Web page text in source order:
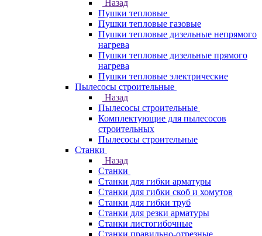
Назад
Пушки тепловые
Пушки тепловые газовые
Пушки тепловые дизельные непрямого
нагрева
Пушки тепловые дизельные прямого
нагрева
Пушки тепловые электрические
Пылесосы строительные
Назад
Пылесосы строительные
Комплектующие для пылесосов
строительных
Пылесосы строительные
Станки
Назад
Станки
Станки для гибки арматуры
Станки для гибки скоб и хомутов
Станки для гибки труб
Станки для резки арматуры
Станки листогибочные
Станки правильно-отрезные